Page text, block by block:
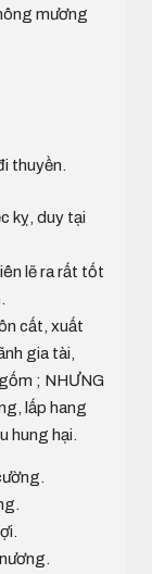
mương
thuyền.
kỵ, duy tại
lẽ ra rất tốt
cất, xuất
gia tài,
; NHƯNG
lấp hang
hung hại.